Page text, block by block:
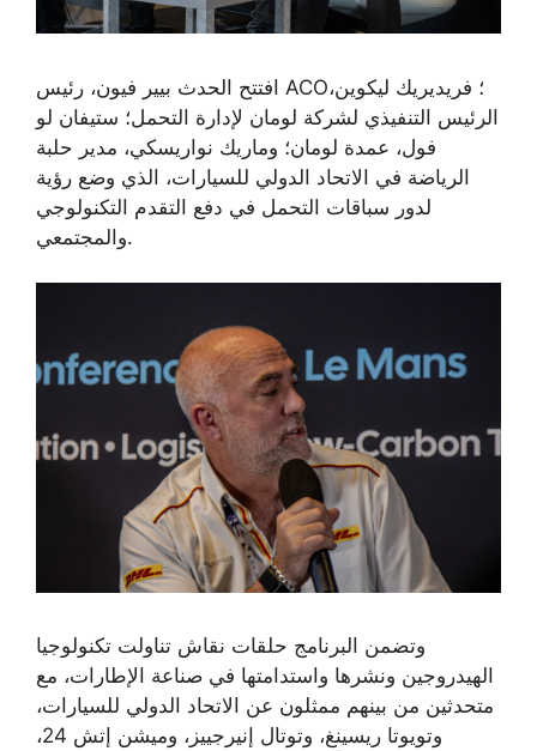
افتتح الحدث بيير فيون، رئيس ACO؛ فريديريك ليكوين،
الرئيس التنفيذي لشركة لومان لإدارة التحمل؛ ستيفان لو
فول، عمدة لومان؛ وماريك نواريسكي، مدير حلبة
الرياضة في الاتحاد الدولي للسيارات، الذي وضع رؤية
لدور سباقات التحمل في دفع التقدم التكنولوجي
والمجتمعي.
وتضمن البرنامج حلقات نقاش تناولت تكنولوجيا
الهيدروجين ونشرها واستدامتها في صناعة الإطارات، مع
متحدثين من بينهم ممثلون عن الاتحاد الدولي للسيارات،
وتويوتا ريسينغ، وتوتال إنيرجييز، وميشن إتش 24،